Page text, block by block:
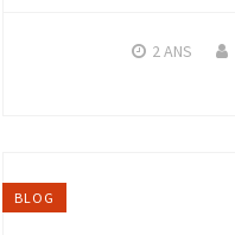
2 ANS
BLOG